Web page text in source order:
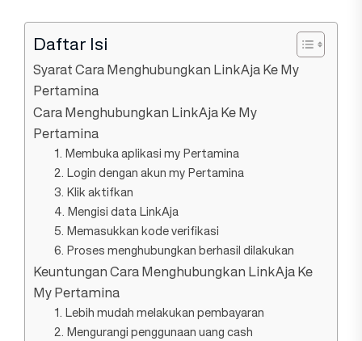
Daftar Isi
Syarat Cara Menghubungkan LinkAja Ke My
Pertamina
Cara Menghubungkan LinkAja Ke My
Pertamina
1. Membuka aplikasi my Pertamina
2. Login dengan akun my Pertamina
3. Klik aktifkan
4. Mengisi data LinkAja
5. Memasukkan kode verifikasi
6. Proses menghubungkan berhasil dilakukan
Keuntungan Cara Menghubungkan LinkAja Ke
My Pertamina
1. Lebih mudah melakukan pembayaran
2. Mengurangi penggunaan uang cash